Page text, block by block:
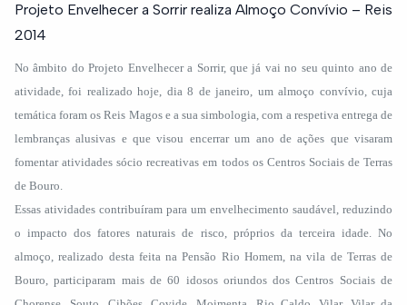
Projeto Envelhecer a Sorrir realiza Almoço Convívio – Reis
2014
No âmbito do Projeto Envelhecer a Sorrir, que já vai no seu quinto ano de
atividade, foi realizado hoje, dia 8 de janeiro, um almoço convívio, cuja
temática foram os Reis Magos e a sua simbologia, com a respetiva entrega de
lembranças alusivas e que visou encerrar um ano de ações que visaram
fomentar atividades sócio recreativas em todos os Centros Sociais de Terras
de Bouro.
Essas atividades contribuíram para um envelhecimento saudável, reduzindo
o impacto dos fatores naturais de risco, próprios da terceira idade. No
almoço, realizado desta feita na Pensão Rio Homem, na vila de Terras de
Bouro, participaram mais de 60 idosos oriundos dos Centros Sociais de